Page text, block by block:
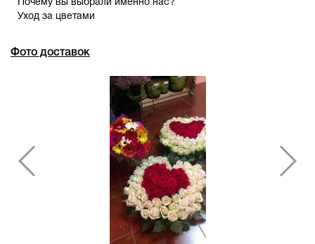
Почему вы выбрали именно нас?
Уход за цветами
Фото доставок